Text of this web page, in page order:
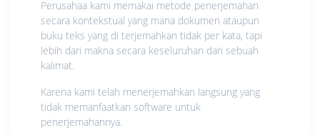
Perusahaa kami memakai metode penerjemahan
secara kontekstual yang mana dokumen ataupun
buku teks yang di terjemahkan tidak per kata, tapi
lebih dari makna secara keseluruhan dari sebuah
kalimat.
Karena kami telah menerjemahkan langsung yang
tidak memanfaatkan software untuk
penerjemahannya.